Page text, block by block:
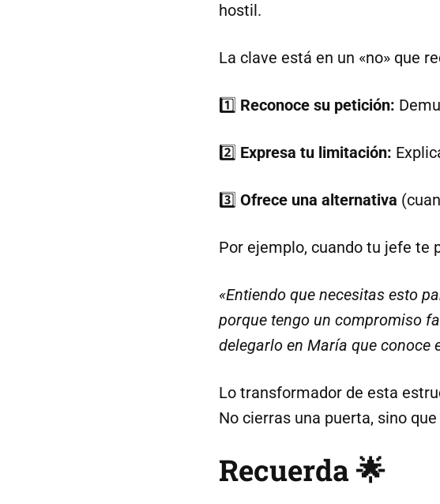
hostil.
La clave está en un «no» que
1️⃣ Reconoce su petición:
2️⃣ Expresa tu limitación:
3️⃣ Ofrece una alternativa
Por ejemplo, cuando tu jefe te
«Entiendo que necesitas esto
porque tengo un compromiso
delegarlo en María que conoce
Lo transformador de esta
No cierras una puerta, sino
Recuerda 🌟